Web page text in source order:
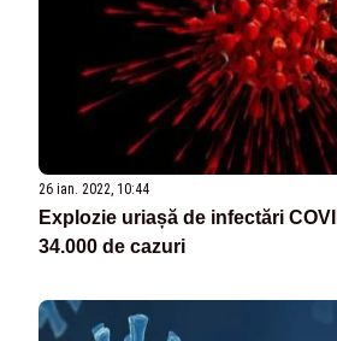
26 ian. 2022, 10:44
Explozie uriașă de infectări
34.000 de cazuri